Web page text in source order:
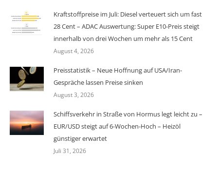
Kraftstoffpreise im Juli: Diesel verteuert sich um fast
28 Cent – ADAC Auswertung: Super E10-Preis steigt
innerhalb von drei Wochen um mehr als 15 Cent
August 4, 2026
Preisstatistik – Neue Hoffnung auf USA/Iran-
Gespräche lassen Preise sinken
August 3, 2026
Schiffsverkehr in Straße von Hormus legt leicht zu –
EUR/USD steigt auf 6-Wochen-Hoch – Heizöl
günstiger erwartet
Juli 31, 2026